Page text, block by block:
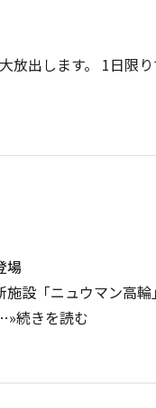
放出します。 1日限
場
設「ニュウマン高輪」
続きを読む